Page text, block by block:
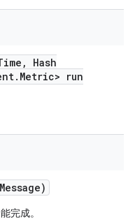
,
Hash
. Metric> run
Message)
完成。